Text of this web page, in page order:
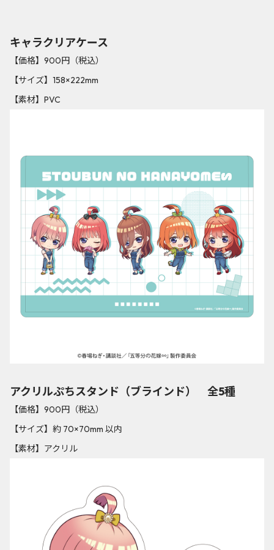
キャラクリアケース
【価格】900円（税込）
【サイズ】158×222mm
【素材】PVC
アクリルぷちスタンド（ブラインド） 全5種
【価格】900円（税込）
【サイズ】約 70×70mm 以内
【素材】アクリル